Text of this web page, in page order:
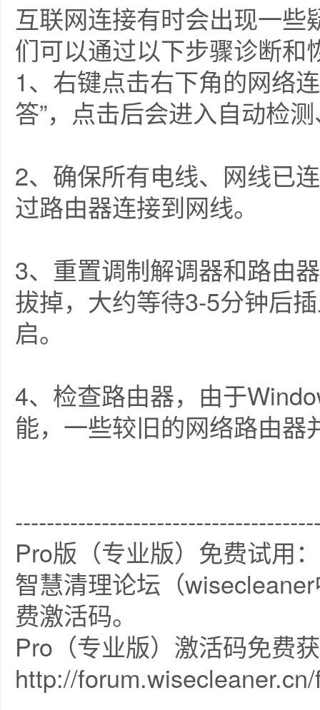
互联网连接有时会出现一
们可以通过以下步骤诊断和
1、右键点击右下角的网络
答”，点击后会进入自动检
2、确保所有电线、网线已
过路由器连接到网线。
3、重置调制解调器和路由
拔掉，大约等待3-5分钟后
启。
4、检查路由器，由于
能，一些较旧的网络路由
Pro版（专业版）免费试用：
智慧清理论坛（
费激活码。
Pro（专业版）激活码免费
http://